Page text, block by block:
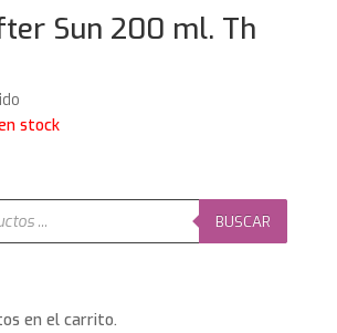
Sun 200 ml. Th
stock
BUSCAR
en el carrito.